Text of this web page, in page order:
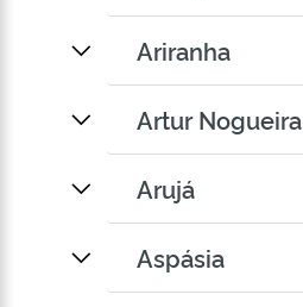
Ariranha
Artur Nogueira
Arujá
Aspásia